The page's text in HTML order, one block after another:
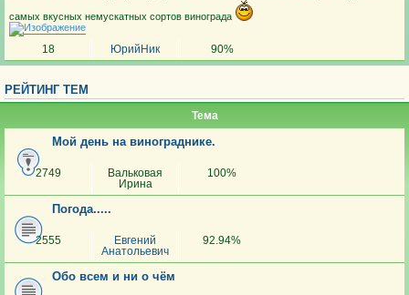
самых вкусных немускатных сортов винограда
18 ЮрийНик 90%
РЕЙТИНГ ТЕМ
Тема
Мой день на винограднике.
2749
Вальковая
Ирина
100%
Погода.....
2555
Евгений
Анатольевич
92.94%
Обо всем и ни о чём